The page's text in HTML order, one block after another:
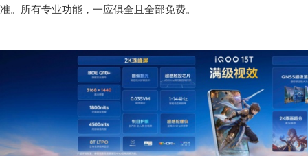
准。所有专业功能，一应俱全且全部免费。